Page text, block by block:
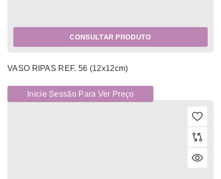
CONSULTAR PRODUTO
VASO RIPAS REF. 56 (12x12cm)
Inicie Sessão Para Ver Preço